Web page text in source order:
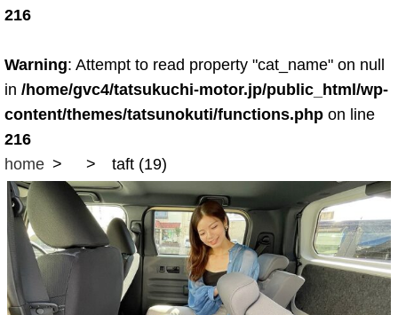
216
Warning: Attempt to read property "cat_name" on null
in /home/gvc4/tatsukuchi-motor.jp/public_html/wp-
content/themes/tatsunokuti/functions.php on line
216
home
taft (19)